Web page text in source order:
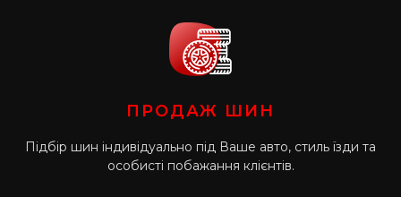
ПРОДАЖ ШИН
Підбір шин індивідуально під Ваше авто, стиль їзди та
особисті побажання клієнтів.